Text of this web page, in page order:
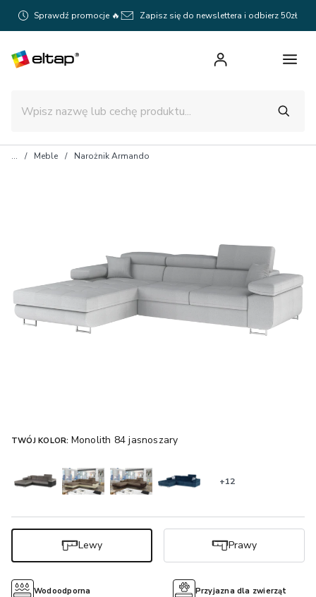
Sprawdź promocje 🔥 Zapisz się do newslettera i odbierz 50zł
Meble Narożnik Armando
TWÓJ KOLOR: Monolith 84 jasnoszary
Wodoodporna Przyjazna dla zwierząt
+12
Lewy Prawy